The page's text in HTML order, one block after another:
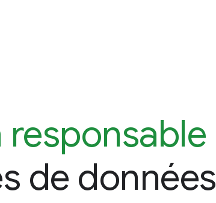
responsable
de données